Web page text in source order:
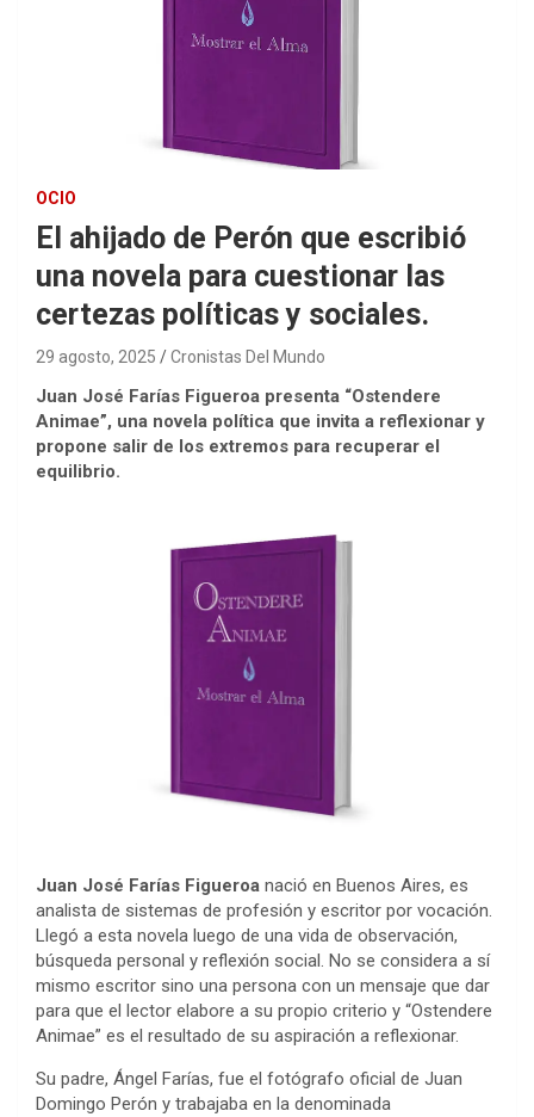
OCIO
El ahijado de Perón que escribió
una novela para cuestionar las
certezas políticas y sociales.
29 agosto, 2025 Cronistas Del Mundo
Juan José Farías Figueroa presenta “Ostendere
Animae”, una novela política que invita a reflexionar y
propone salir de los extremos para recuperar el
equilibrio.
Juan José Farías Figueroa nació en Buenos Aires, es
analista de sistemas de profesión y escritor por vocación.
Llegó a esta novela luego de una vida de observación,
búsqueda personal y reflexión social. No se considera a sí
mismo escritor sino una persona con un mensaje que dar
para que el lector elabore a su propio criterio y “Ostendere
Animae” es el resultado de su aspiración a reflexionar.
Su padre, Ángel Farías, fue el fotógrafo oficial de Juan
Domingo Perón y trabajaba en la denominada